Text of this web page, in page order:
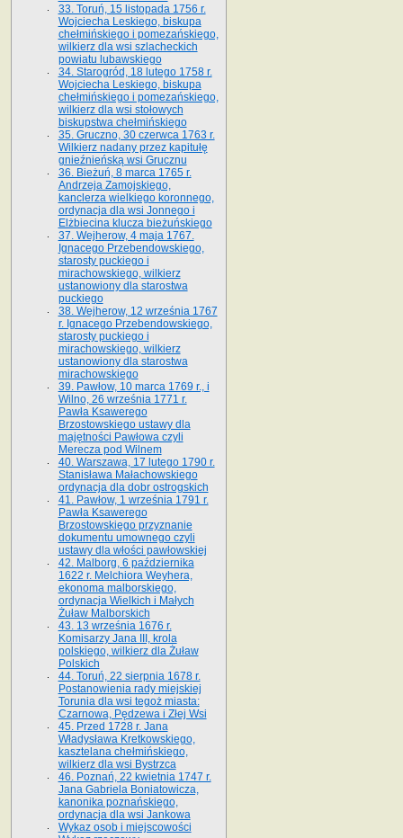
33. Toruń, 15 listopada 1756 r.
Wojciecha Leskiego, biskupa
chełmińskiego i pomezańskiego,
wilkierz dla wsi szlacheckich
powiatu lubawskiego
34. Starogród, 18 lutego 1758 r.
Wojciecha Leskiego, biskupa
chełmińskiego i pomezańskiego,
wilkierz dla wsi stołowych
biskupstwa chełmińskiego
35. Gruczno, 30 czerwca 1763 r.
Wilkierz nadany przez kapitułę
gnieźnieńską wsi Grucznu
36. Bieżuń, 8 marca 1765 r.
Andrzeja Zamojskiego,
kanclerza wielkiego koronnego,
ordynacja dla wsi Jonnego i
Elżbiecina klucza bieżuńskiego
37. Wejherow, 4 maja 1767.
Ignacego Przebendowskiego,
starosty puckiego i
mirachowskiego, wilkierz
ustanowiony dla starostwa
puckiego
38. Wejherow, 12 września 1767
r. Ignacego Przebendowskiego,
starosty puckiego i
mirachowskiego, wilkierz
ustanowiony dla starostwa
mirachowskiego
39. Pawłow, 10 marca 1769 r., i
Wilno, 26 września 1771 r.
Pawła Ksawerego
Brzostowskiego ustawy dla
majętności Pawłowa czyli
Merecza pod Wilnem
40. Warszawa, 17 lutego 1790 r.
Stanisława Małachowskiego
ordynacja dla dobr ostrogskich
41. Pawłow, 1 września 1791 r.
Pawła Ksawerego
Brzostowskiego przyznanie
dokumentu umownego czyli
ustawy dla włości pawłowskiej
42. Malborg, 6 października
1622 r. Melchiora Weyhera,
ekonoma malborskiego,
ordynacja Wielkich i Małych
Żuław Malborskich
43. 13 września 1676 r.
Komisarzy Jana III, krola
polskiego, wilkierz dla Żuław
Polskich
44. Toruń, 22 sierpnia 1678 r.
Postanowienia rady miejskiej
Torunia dla wsi tegoż miasta:
Czarnowa, Pędzewa i Złej Wsi
45. Przed 1728 r. Jana
Władysława Kretkowskiego,
kasztelana chełmińskiego,
wilkierz dla wsi Bystrzca
46. Poznań, 22 kwietnia 1747 r.
Jana Gabriela Boniatowicza,
kanonika poznańskiego,
ordynacja dla wsi Jankowa
Wykaz osob i miejscowości